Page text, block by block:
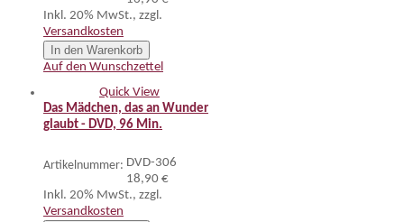
Inkl. 20% MwSt., zzgl.
Versandkosten
In den Warenkorb
Auf den Wunschzettel
Quick View
Das Mädchen, das an Wunder
glaubt - DVD, 96 Min.
Artikelnummer: DVD-306
18,90 €
Inkl. 20% MwSt., zzgl.
Versandkosten